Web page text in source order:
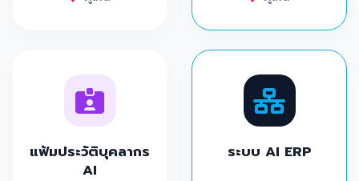
แฟ้มประวัติบุคลากร
AI
ระบบ AI ERP